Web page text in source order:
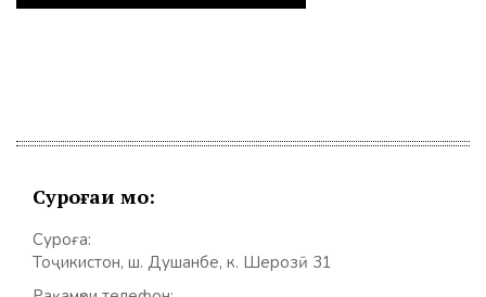
Суроғаи мо:
Суроға:
Тоҷикистон, ш. Душанбе, к. Шерозӣ 31